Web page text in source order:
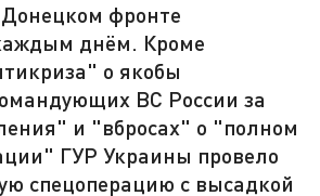
фронте
днём. Кроме
о якобы
ВС России за
и "вбросах" о "полном
ГУР Украины провело
спецоперацию с высадкой